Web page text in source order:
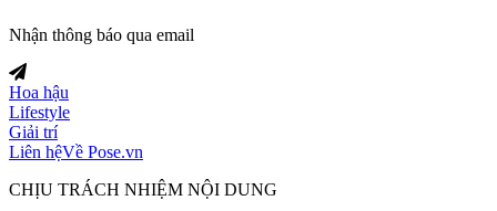
Nhận thông báo qua email
Hoa hậu
Lifestyle
Giải trí
Liên hệVề Pose.vn
CHỊU TRÁCH NHIỆM NỘI DUNG